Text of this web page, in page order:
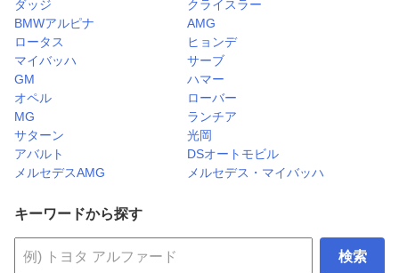
ダッジ
クライスラー
BMWアルピナ
AMG
ロータス
ヒョンデ
マイバッハ
サーブ
GM
ハマー
オペル
ローバー
MG
ランチア
サターン
光岡
アバルト
DSオートモビル
メルセデスAMG
メルセデス・マイバッハ
キーワードから探す
検索